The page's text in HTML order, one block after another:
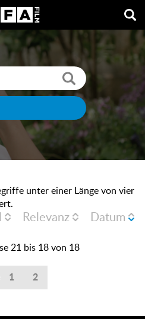
unter einer Länge von vier
Relevanz Datum
21 bis 18 von 18
1 2